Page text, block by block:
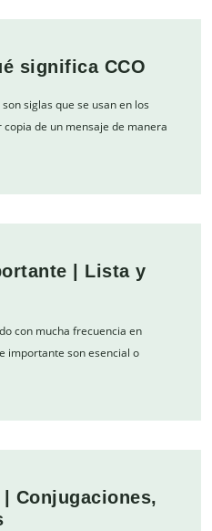
significa CCO
siglas que se usan en los
de un mensaje de manera
| Lista y
con mucha frecuencia en
importante son esencial o
Conjugaciones,